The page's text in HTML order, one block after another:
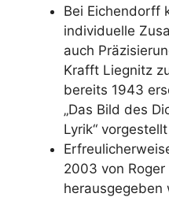
Bei Eichendorff
individuelle
auch
Krafft Liegnitz
bereits 1943
„Das Bild des
Lyrik“
2003 von
herausgegeben